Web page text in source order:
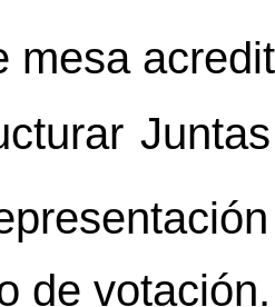
mesa
de votación.